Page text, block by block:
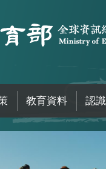
教育資料 認